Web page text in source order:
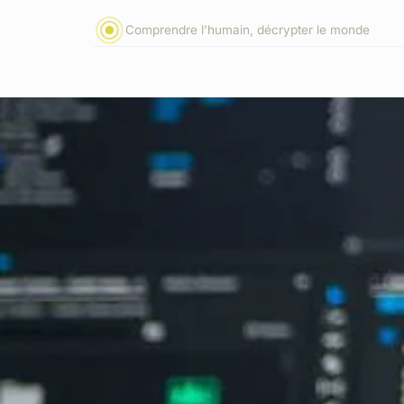
Comprendre l'humain, décrypter le monde